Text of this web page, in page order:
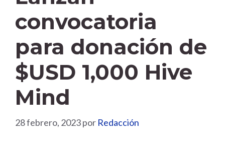
convocatoria
para donación de
$USD 1,000 Hive
Mind
28 febrero, 2023por Redacción